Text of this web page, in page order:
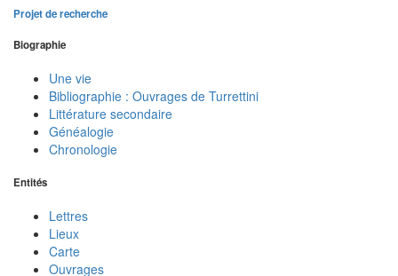
Projet de recherche
Biographie
Une vie
Bibliographie : Ouvrages de Turrettini
Littérature secondaire
Généalogie
Chronologie
Entités
Lettres
Lieux
Carte
Ouvrages